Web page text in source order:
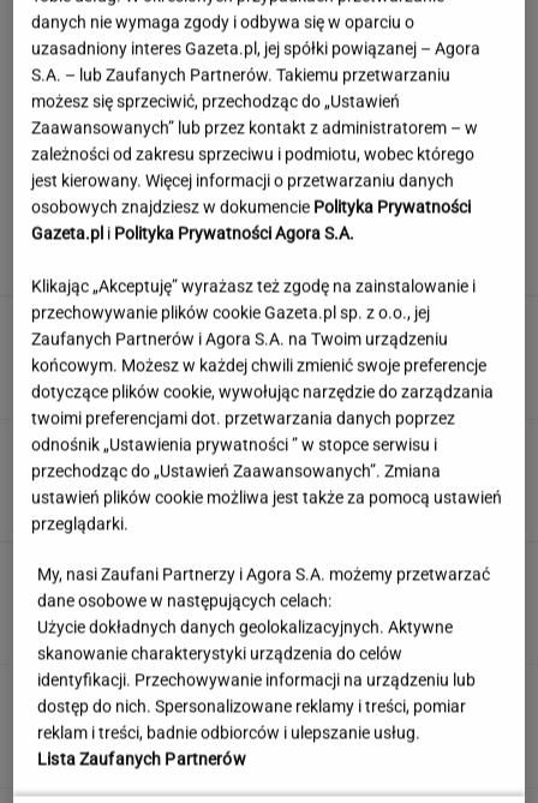
To najdłuższe jezioro w Polsce. Ma aż 16 wysp
Ten quiz geograficzny odsieje leserów.
Dopasuj miasto do województwa
"Mam nadzieję, że zrobią trzecią część". Po 20
latach wywołał burzę
Nie czekaj, aż będzie za późno. To może
oznaczać, że szkoła przestała służyć dziecku
MATERIAŁ PROMOCYJNY
Uruchomili "Tindera dla
medyków". Szybko zgłosili się też adwokaci
SUBSKRYPCJA
danych nie wymaga zgody i odbywa się w oparciu o
uzasadniony interes Gazeta.pl, jej spółki powiązanej – Agora
S.A. – lub Zaufanych Partnerów. Takiemu przetwarzaniu
możesz się sprzeciwić, przechodząc do „Ustawień
Zaawansowanych” lub przez kontakt z administratorem – w
zależności od zakresu sprzeciwu i podmiotu, wobec którego
jest kierowany. Więcej informacji o przetwarzaniu danych
osobowych znajdziesz w dokumencie Polityka Prywatności
Gazeta.pl i Polityka Prywatności Agora S.A.
Klikając „Akceptuję” wyrażasz też zgodę na zainstalowanie i
przechowywanie plików cookie Gazeta.pl sp. z o.o., jej
Zaufanych Partnerów i Agora S.A. na Twoim urządzeniu
końcowym. Możesz w każdej chwili zmienić swoje preferencje
dotyczące plików cookie, wywołując narzędzie do zarządzania
twoimi preferencjami dot. przetwarzania danych poprzez
odnośnik „Ustawienia prywatności ” w stopce serwisu i
przechodząc do „Ustawień Zaawansowanych”. Zmiana
ustawień plików cookie możliwa jest także za pomocą ustawień
przeglądarki.
My, nasi Zaufani Partnerzy i Agora S.A. możemy przetwarzać
dane osobowe w następujących celach:
Użycie dokładnych danych geolokalizacyjnych. Aktywne
skanowanie charakterystyki urządzenia do celów
identyfikacji. Przechowywanie informacji na urządzeniu lub
dostęp do nich. Spersonalizowane reklamy i treści, pomiar
reklam i treści, badnie odbiorców i ulepszanie usług.
Lista Zaufanych Partnerów